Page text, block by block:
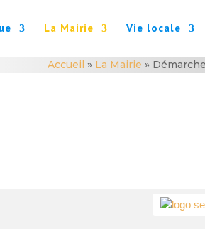
La Mairie Vie locale
Accueil » La Mairie »